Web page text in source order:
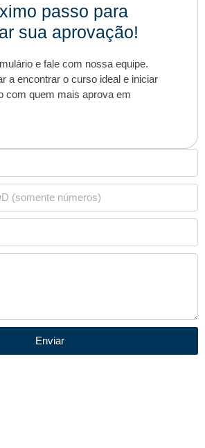
passo para
sua aprovação!
e fale com nossa equipe.
a encontrar o curso ideal e iniciar
com quem mais aprova em
Enviar